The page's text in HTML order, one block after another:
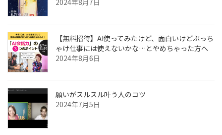
2024年8月7日
【無料招待】AI使ってみたけど、面白いけどぶっち
ゃけ仕事には使えないかな…とやめちゃった方へ
2024年8月6日
願いがスルスル叶う人のコツ
2024年7月5日